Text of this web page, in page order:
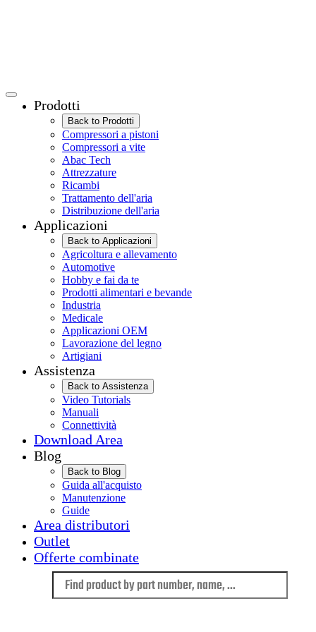
Prodotti
Back to Prodotti
Compressori a pistoni
Compressori a vite
Abac Tech
Attrezzature
Ricambi
Trattamento dell'aria
Distribuzione dell'aria
Applicazioni
Back to Applicazioni
Agricoltura e allevamento
Automotive
Hobby e fai da te
Prodotti alimentari e bevande
Industria
Medicale
Applicazioni OEM
Lavorazione del legno
Artigiani
Assistenza
Back to Assistenza
Video Tutorials
Manuali
Connettività
Download Area
Blog
Back to Blog
Guida all'acquisto
Manutenzione
Guide
Area distributori
Outlet
Offerte combinate